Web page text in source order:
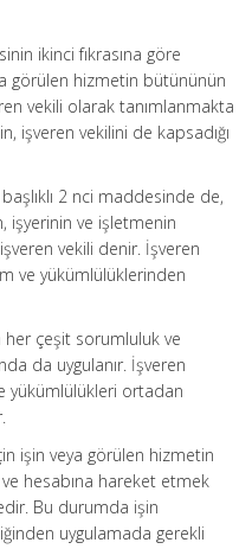
ikinci fıkrasına göre
görülen hizmetin bütününün
vekili olarak tanımlanmakta
işveren vekilini de kapsadığı
başlıklı 2 nci maddesinde de,
işyerinin ve işletmenin
vekili denir. İşveren
ve yükümlülüklerinden
çeşit sorumluluk ve
da uygulanır. İşveren
yükümlülükleri ortadan
işin veya görülen hizmetin
hesabına hareket etmek
Bu durumda işin
uygulamada gerekli